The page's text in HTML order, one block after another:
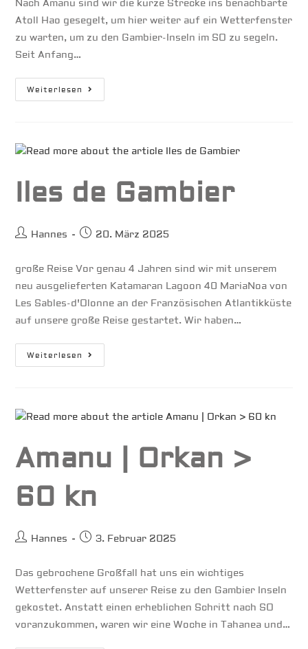
Nach Amanu sind wir die kurze Strecke ins benachbarte
Atoll Hao gesegelt, um hier weiter auf ein Wetterfenster
zu warten, um zu den Gambier-Inseln im SO zu segeln.
Seit Anfang…
Weiterlesen Südseeatoll
Hao
Iles de Gambier
Beitrags-
Hannes
Beitrag
20. März 2025
große Reise Vor genau 4 Jahren sind wir mit unserem
neu ausgelieferten Katamaran Lagoon 40 MariaNoa von
Les Sables-d'Olonne an der Französischen Atlantikküste
auf unsere große Reise gestartet. Wir haben…
Weiterlesen Iles
De
Amanu | Orkan >
60 kn
Beitrags-
Hannes
Beitrag
3. Februar 2025
Das gebrochene Großfall hat uns ein wichtiges
Wetterfenster auf unserer Reise zu den Gambier Inseln
gekostet. Anstatt einen erheblichen Schritt nach SO
voranzukommen, waren wir eine Woche in Tahanea und…